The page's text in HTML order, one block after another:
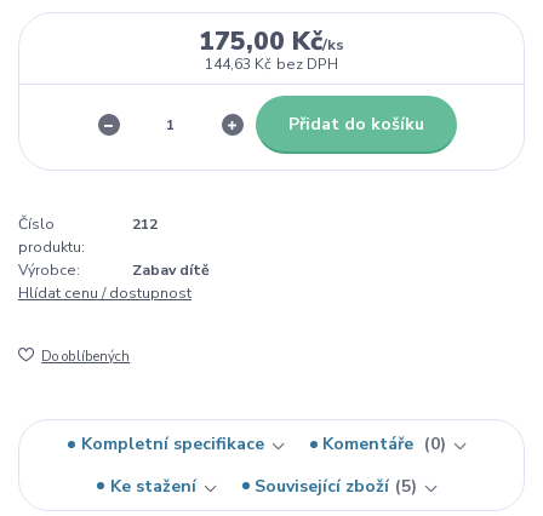
175,00 Kč/ks
144,63 Kč bez DPH
Přidat do košíku
Číslo
produktu:
212
Výrobce:
Zabav dítě
Hlídat cenu / dostupnost
Do oblíbených
Kompletní specifikace Komentáře
0
Ke stažení
Související zboží 5